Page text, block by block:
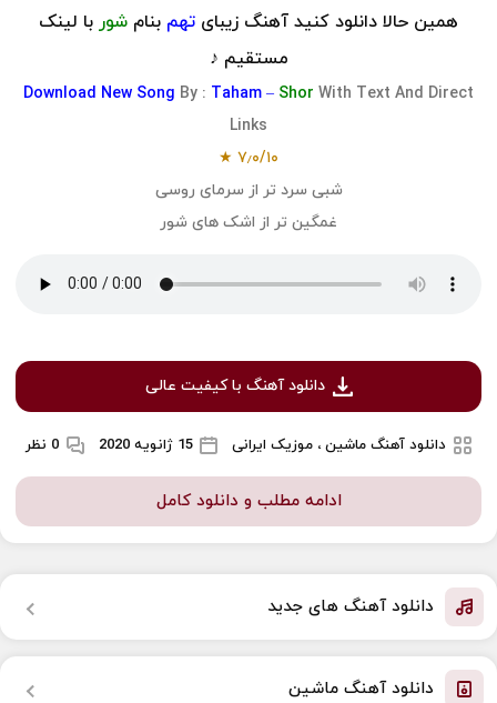
همین حالا دانلود کنید آهنگ زیبای تهم بنام شور با لینک
مستقیم ♪
Download New Song By : Taham – Shor With Text And Direct
Links
۷٫۰/۱۰ ★
شبی سرد تر از سرمای روسی
غمگین تر از اشک های شور
دانلود آهنگ با کیفیت عالی
دانلود آهنگ ماشین ، موزیک ایرانی 15 ژانویه 2020 0 نظر
ادامه مطلب و دانلود کامل
دانلود آهنگ های جدید
دانلود آهنگ ماشین